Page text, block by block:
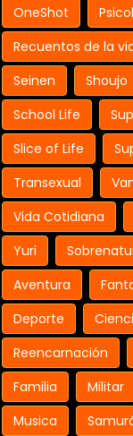
OneShot
Recuentos de la
Seinen
Shoujo
School Life
Slice of Life
Transexual
Vida Cotidiana
Yuri
Aventura
Deporte
Reencarnación
Familia
Militar
Musica